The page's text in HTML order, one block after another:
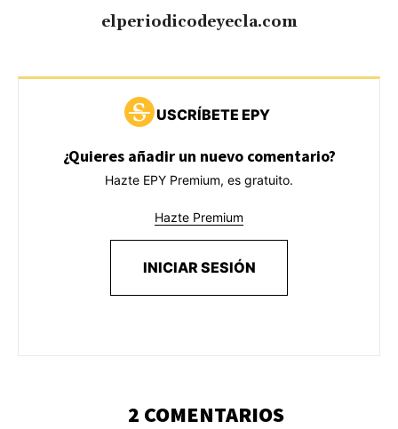
elperiodicodeyecla.com
USCRÍBETE EPY
¿Quieres añadir un nuevo comentario?
Hazte EPY Premium, es gratuito.
Hazte Premium
INICIAR SESIÓN
2 COMENTARIOS